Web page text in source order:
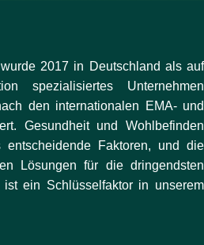
2017 in Deutschland als auf
spezialisiertes Unternehmen
den internationalen EMA- und
Gesundheit und Wohlbefinden
Faktoren, und die
Lösungen für die dringendsten
ist ein Schlüsselfaktor in unserem